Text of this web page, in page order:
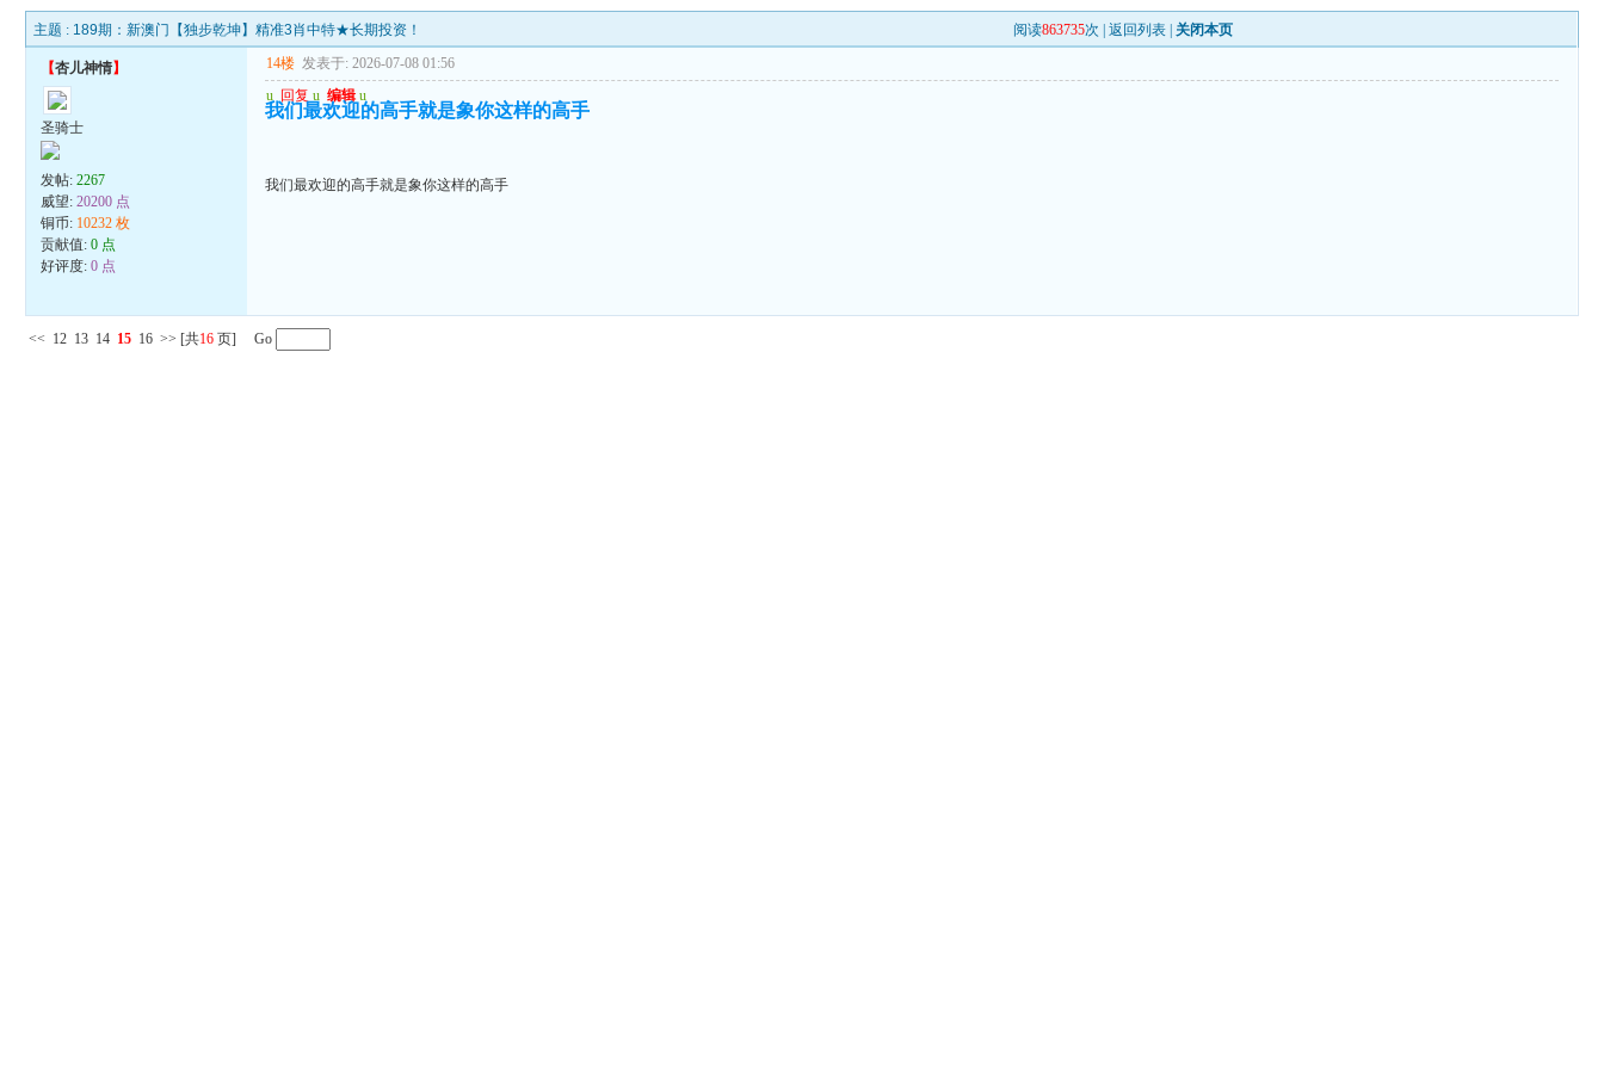
主题 : 189期：新澳门【独步乾坤】精准3肖中特★长期投资！ 阅读863735次 |返回列表 关闭本页
【杏儿神情】
圣骑士
发帖:2267
威望:20200 点
铜币: 10232 枚
贡献值:0 点
好评度:0 点
14楼 发表于: 2026-07-08 01:56
u 回复 u 编辑 u
我们最欢迎的高手就是象你这样的高手
我们最欢迎的高手就是象你这样的高手
<< 12 13 14 15 16 >> [共16 页] Go